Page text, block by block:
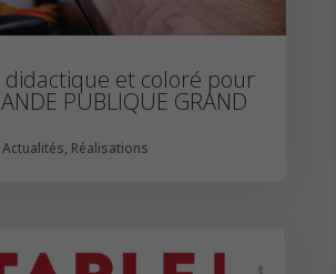
didactique et coloré pour
PUBLIQUE GRAND
Actualités, Réalisations